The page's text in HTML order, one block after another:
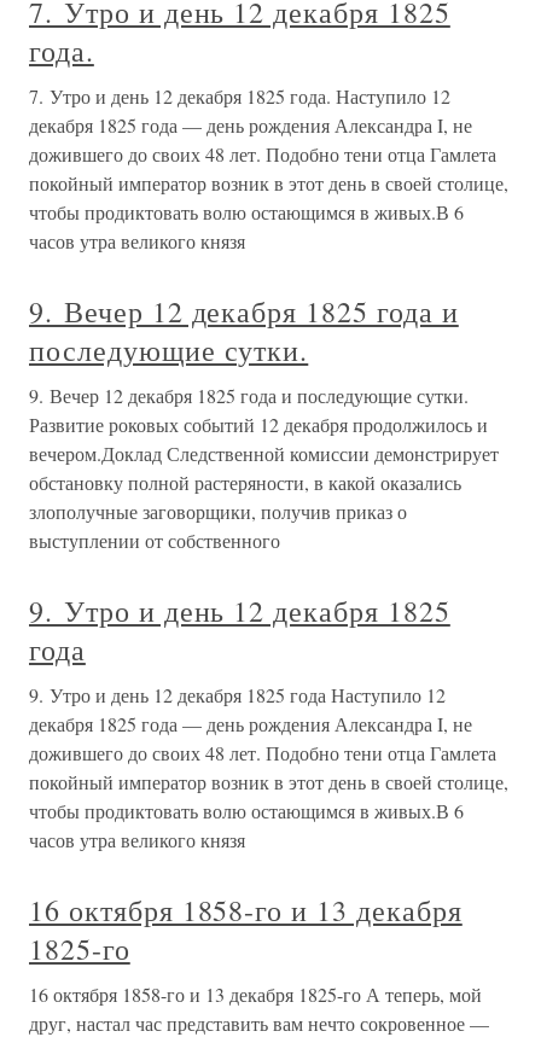
7. Утро и день 12 декабря 1825
года.
7. Утро и день 12 декабря 1825 года. Наступило 12
декабря 1825 года — день рождения Александра I, не
дожившего до своих 48 лет. Подобно тени отца Гамлета
покойный император возник в этот день в своей столице,
чтобы продиктовать волю остающимся в живых.В 6
часов утра великого князя
9. Вечер 12 декабря 1825 года и
последующие сутки.
9. Вечер 12 декабря 1825 года и последующие сутки.
Развитие роковых событий 12 декабря продолжилось и
вечером.Доклад Следственной комиссии демонстрирует
обстановку полной растеряности, в какой оказались
злополучные заговорщики, получив приказ о
выступлении от собственного
9. Утро и день 12 декабря 1825
года
9. Утро и день 12 декабря 1825 года Наступило 12
декабря 1825 года — день рождения Александра I, не
дожившего до своих 48 лет. Подобно тени отца Гамлета
покойный император возник в этот день в своей столице,
чтобы продиктовать волю остающимся в живых.В 6
часов утра великого князя
16 октября 1858-го и 13 декабря
1825-го
16 октября 1858-го и 13 декабря 1825-го А теперь, мой
друг, настал час представить вам нечто сокровенное —